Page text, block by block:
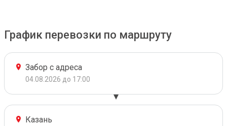
График перевозки по маршруту
Забор с адреса
04.08.2026 до 17:00
Казань